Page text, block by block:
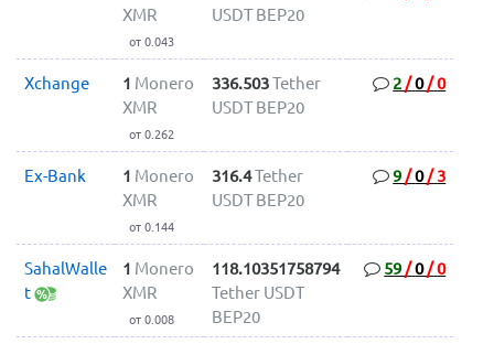
XMR
от 0.043
USDT BEP20
Xchange 1 Monero
XMR
от 0.262
336.503Tether
USDT BEP20
2 /0/0
Ex-Bank 1 Monero
XMR
от 0.144
316.4Tether
USDT BEP20
9 /0/ 3
SahalWalle
t
1 Monero
XMR
от 0.008
118.10351758794
Tether USDT
BEP20
59 /0/0